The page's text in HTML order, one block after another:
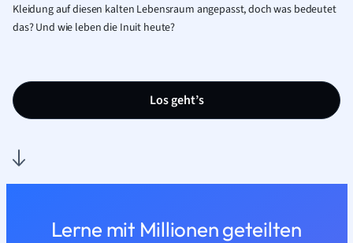
Kleidung auf diesen kalten Lebensraum angepasst, doch was bedeutet
das? Und wie leben die Inuit heute?
Los geht’s
Lerne mit Millionen geteilten